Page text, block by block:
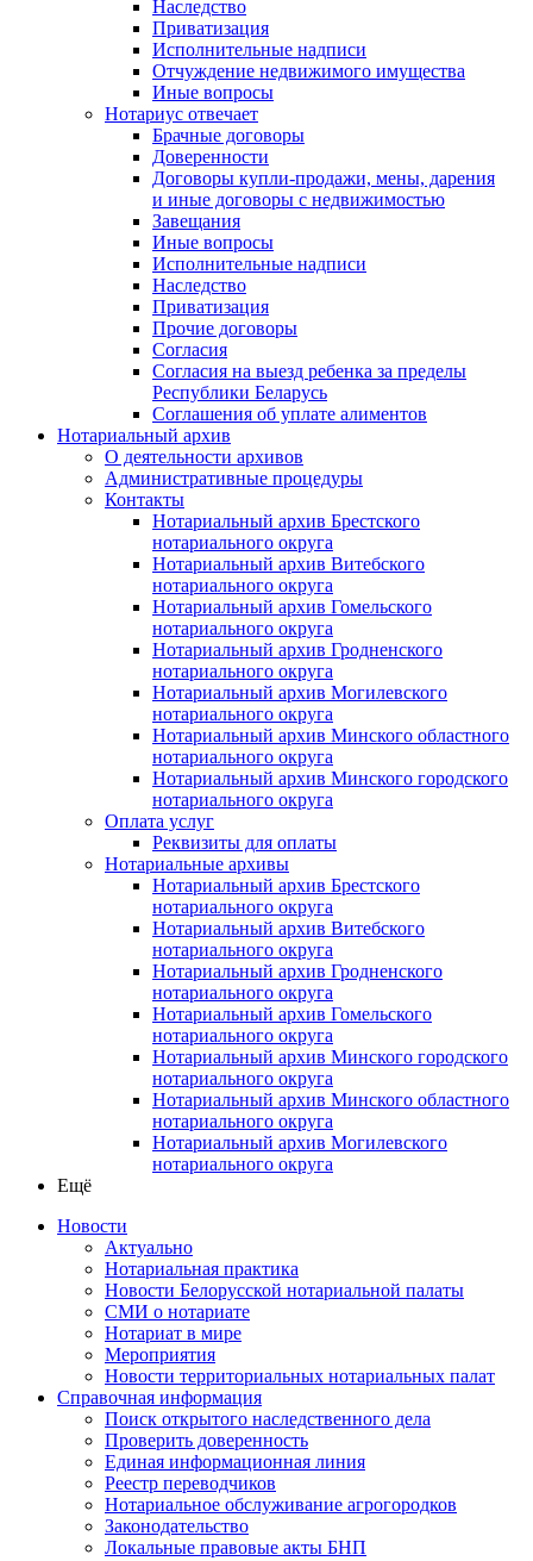
Наследство
Приватизация
Исполнительные надписи
Отчуждение недвижимого имущества
Иные вопросы
Нотариус отвечает
Брачные договоры
Доверенности
Договоры купли-продажи, мены, дарения
и иные договоры с недвижимостью
Завещания
Иные вопросы
Исполнительные надписи
Наследство
Приватизация
Прочие договоры
Согласия
Согласия на выезд ребенка за пределы
Республики Беларусь
Соглашения об уплате алиментов
Нотариальный архив
О деятельности архивов
Административные процедуры
Контакты
Нотариальный архив Брестского
нотариального округа
Нотариальный архив Витебского
нотариального округа
Нотариальный архив Гомельского
нотариального округа
Нотариальный архив Гродненского
нотариального округа
Нотариальный архив Могилевского
нотариального округа
Нотариальный архив Минского областного
нотариального округа
Нотариальный архив Минского городского
нотариального округа
Оплата услуг
Реквизиты для оплаты
Нотариальные архивы
Нотариальный архив Брестского
нотариального округа
Нотариальный архив Витебского
нотариального округа
Нотариальный архив Гродненского
нотариального округа
Нотариальный архив Гомельского
нотариального округа
Нотариальный архив Минского городского
нотариального округа
Нотариальный архив Минского областного
нотариального округа
Нотариальный архив Могилевского
нотариального округа
Ещё
Новости
Актуально
Нотариальная практика
Новости Белорусской нотариальной палаты
СМИ о нотариате
Нотариат в мире
Мероприятия
Новости территориальных нотариальных палат
Справочная информация
Поиск открытого наследственного дела
Проверить доверенность
Единая информационная линия
Реестр переводчиков
Нотариальное обслуживание агрогородков
Законодательство
Локальные правовые акты БНП